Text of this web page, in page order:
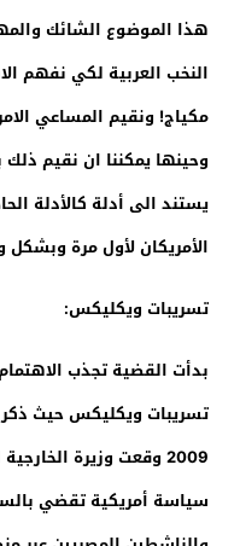
هذا الموضوع الشائك
النخب العربية لكي نفهم
مكياج! ونقيم المساعي
وحينها يمكننا ان نقيم
يستند الى أدلة كالأدلة
الأمريكان لأول مرة
تسريبات ويكليكس:
بدأت القضية تجذب
تسريبات ويكليكس حيث ذكر
2009 وقعت وزيرة
سياسة أمريكية تقضي